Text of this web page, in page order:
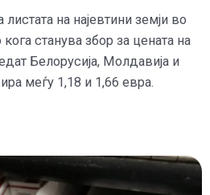
листата на најевтини земји во
станува збор за цената на
Белорусија, Молдавија и
меѓу 1,18 и 1,66 евра.